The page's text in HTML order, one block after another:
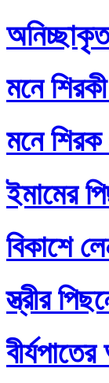
মনে
মনে
ইমামের
বিকাশে
স্ত্রীর